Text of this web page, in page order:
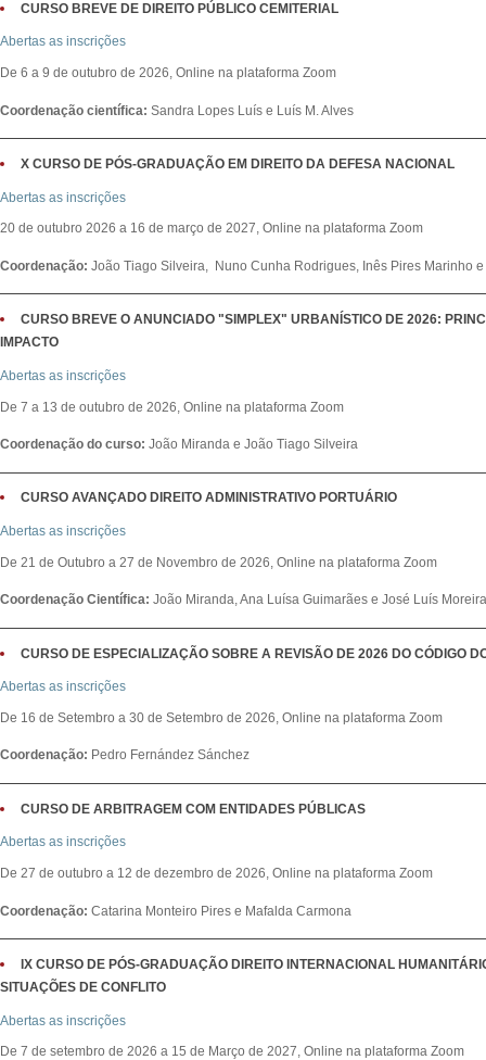
CURSO BREVE DE DIREITO PÚBLICO CEMITERIAL
Abertas as inscrições
De 6 a 9 de outubro de 2026, Online na plataforma Zoom
Coordenação científica: Sandra Lopes Luís e Luís M. Alves
X CURSO DE PÓS-GRADUAÇÃO EM DIREITO DA DEFESA NACIONAL
Abertas as inscrições
20 de outubro 2026 a 16 de março de 2027, Online na plataforma Zoom
Coordenação: João Tiago Silveira, Nuno Cunha Rodrigues, Inês Pires Marinho
CURSO BREVE O ANUNCIADO "SIMPLEX" URBANÍSTICO DE 2026:
IMPACTO
Abertas as inscrições
De 7 a 13 de outubro de 2026, Online na plataforma Zoom
Coordenação do curso: João Miranda e João Tiago Silveira
CURSO AVANÇADO DIREITO ADMINISTRATIVO PORTUÁRIO
Abertas as inscrições
De 21 de Outubro a 27 de Novembro de 2026, Online na plataforma Zoom
Coordenação Científica: João Miranda, Ana Luísa Guimarães e José Luís
CURSO DE ESPECIALIZAÇÃO SOBRE A REVISÃO DE 2026 DO CÓDIGO
Abertas as inscrições
De 16 de Setembro a 30 de Setembro de 2026, Online na plataforma Zoom
Coordenação: Pedro Fernández Sánchez
CURSO DE ARBITRAGEM COM ENTIDADES PÚBLICAS
Abertas as inscrições
De 27 de outubro a 12 de dezembro de 2026, Online na plataforma Zoom
Coordenação: Catarina Monteiro Pires e Mafalda Carmona
IX CURSO DE PÓS-GRADUAÇÃO DIREITO INTERNACIONAL
SITUAÇÕES DE CONFLITO
Abertas as inscrições
De 7 de setembro de 2026 a 15 de Março de 2027, Online na plataforma Zoom